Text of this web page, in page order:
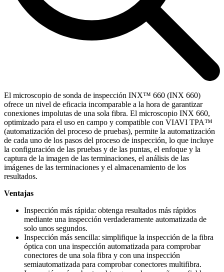
El microscopio de sonda de inspección INX™ 660 (INX 660)
ofrece un nivel de eficacia incomparable a la hora de garantizar
conexiones impolutas de una sola fibra. El microscopio INX 660,
optimizado para el uso en campo y compatible con VIAVI TPA™
(automatización del proceso de pruebas), permite la automatización
de cada uno de los pasos del proceso de inspección, lo que incluye
la configuración de las pruebas y de las puntas, el enfoque y la
captura de la imagen de las terminaciones, el análisis de las
imágenes de las terminaciones y el almacenamiento de los
resultados.
Ventajas
Inspección más rápida: obtenga resultados más rápidos
mediante una inspección verdaderamente automatizada de
solo unos segundos.
Inspección más sencilla: simplifique la inspección de la fibra
óptica con una inspección automatizada para comprobar
conectores de una sola fibra y con una inspección
semiautomatizada para comprobar conectores multifibra.